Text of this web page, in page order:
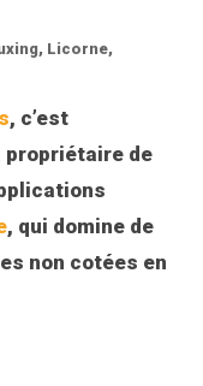
, Licorne,
, c’est
propriétaire de
, qui domine de
non cotées en